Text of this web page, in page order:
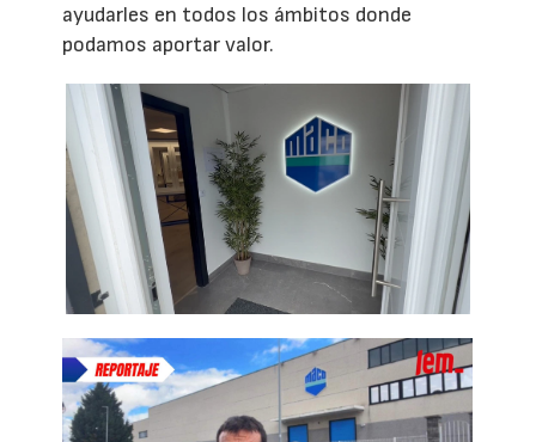
ayudarles en todos los ámbitos donde
podamos aportar valor.